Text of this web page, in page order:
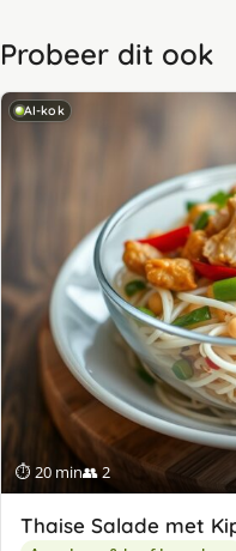
Probeer dit ook
AI-kok
⏱ 20 min👥 2
Thaise Salade met